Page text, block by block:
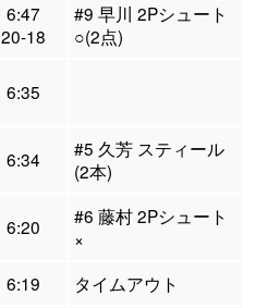
6:47
20-18
#9 早川 2Pシュート
○(2点)
6:35
6:34
#5 久芳 スティール
(2本)
6:20
#6 藤村 2Pシュート
×
6:19
タイムアウト